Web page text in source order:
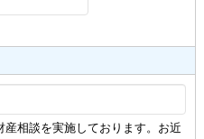
相談を実施しております。お近